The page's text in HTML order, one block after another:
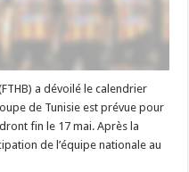
a dévoilé le calendrier
de Tunisie est prévue pour
fin le 17 mai. Après la
de l’équipe nationale au